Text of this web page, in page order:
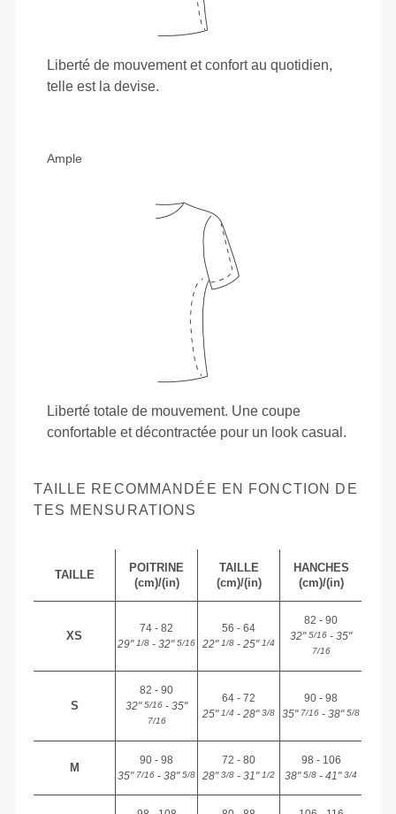
Liberté de mouvement et confort au quotidien,
telle est la devise.
Ample
Liberté totale de mouvement. Une coupe
confortable et décontractée pour un look casual.
TAILLE RECOMMANDÉE EN FONCTION DE
TES MENSURATIONS
TAILLE
POITRINE
(cm)/(in)
TAILLE
(cm)/(in)
HANCHES
(cm)/(in)
XS
74 - 82
29"1/8 - 32"5/16
56 - 64
22"1/8 - 25"1/4
82 - 90
32"5/16 - 35"
7/16
S
82 - 90
32"5/16 - 35"
7/16
64 - 72
25"1/4 - 28"3/8
90 - 98
35"7/16 - 38"5/8
M
90 - 98
35"7/16 - 38"5/8
72 - 80
28"3/8 - 31"1/2
98 - 106
38"5/8 - 41"3/4